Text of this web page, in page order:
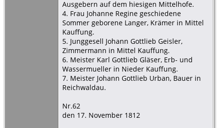
Ausgebern auf dem hiesigen Mittelhofe.
4. Frau Johanne Regine geschiedene
Sommer geborene Langer, Krämer in Mittel
Kauffung.
5. Junggesell Johann Gottlieb Geisler,
Zimmermann in Mittel Kauffung.
6. Meister Karl Gottlieb Gläser, Erb- und
Wassermueller in Nieder Kauffung.
7. Meister Johann Gottlieb Urban, Bauer in
Reichwaldau.
Nr.62
den 17. November 1812